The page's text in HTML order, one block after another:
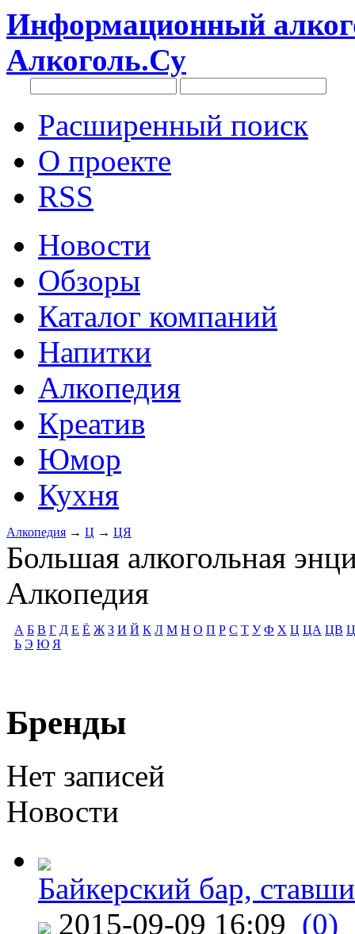
Информационный
Алкоголь.Су
Расширенный поиск
О проекте
RSS
Новости
Обзоры
Каталог компаний
Напитки
Алкопедия
Креатив
Юмор
Кухня
Алкопедия → Ц → ЦЯ
Большая алкогольная
Алкопедия
А Б В Г Д Е Ё Ж З И Й К Л М Н О П Р С Т У Ф Х Ц ЦА ЦВ
Ь Э Ю Я
Бренды
Нет записей
Новости
Байкерский бар,
2015-09-09 16:09 (0)